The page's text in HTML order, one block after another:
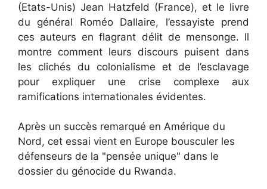
(Etats-Unis) Jean Hatzfeld (France), et le livre
du général Roméo Dallaire, l’essayiste prend
ces auteurs en flagrant délit de mensonge. Il
montre comment leurs discours puisent dans
les clichés du colonialisme et de l’esclavage
pour expliquer une crise complexe aux
ramifications internationales évidentes.
Après un succès remarqué en Amérique du
Nord, cet essai vient en Europe bousculer les
défenseurs de la "pensée unique" dans le
dossier du génocide du Rwanda.